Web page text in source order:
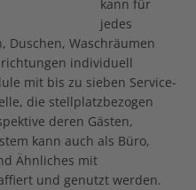
kann für
jedes
Duschen, Waschräumen
individuell
mit bis zu sieben Service-
die stellplatzbezogen
deren Gästen,
kann auch als Büro,
Ähnliches mit
und genutzt werden.